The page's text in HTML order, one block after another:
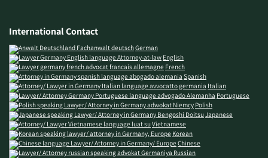
International Contact
German
English
French
Spanish
Italian
Portuguese
Polish
Japanese
Vietnamese
Korean
Chinese
Russian